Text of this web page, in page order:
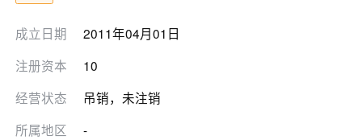
成立日期
2011年04月01日
注册资本
10
经营状态
吊销，未注销
所属地区
-